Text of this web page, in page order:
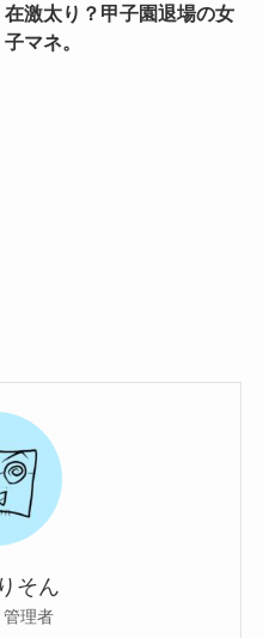
在激太り？甲子園退場の女
子マネ。
そん
理者